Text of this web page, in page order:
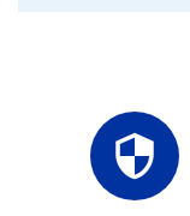
security